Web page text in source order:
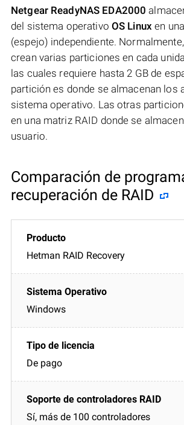
Netgear ReadyNAS EDA2000
del sistema operativo OS Linux en
(espejo) independiente.
crean varias particiones en cada
las cuales requiere hasta 2 GB de
partición es donde se almacenan los
sistema operativo. Las otras
en una matriz RAID donde se
usuario.
Comparación de
recuperación de RAID
Hetman RAID Recovery
Windows
De pago
Sí, más de 100 controladores